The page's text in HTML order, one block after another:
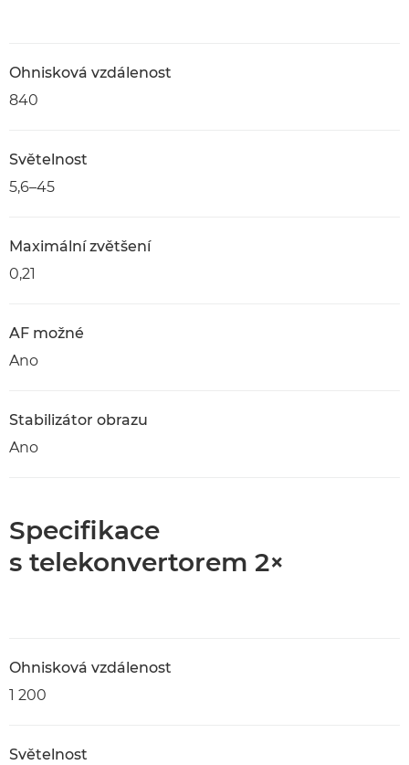
Ohnisková vzdálenost
840
Světelnost
5,6–45
Maximální zvětšení
0,21
AF možné
Ano
Stabilizátor obrazu
Ano
Specifikace
s telekonvertorem 2×
Ohnisková vzdálenost
1 200
Světelnost